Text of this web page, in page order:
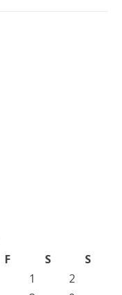
F S
S
1
2